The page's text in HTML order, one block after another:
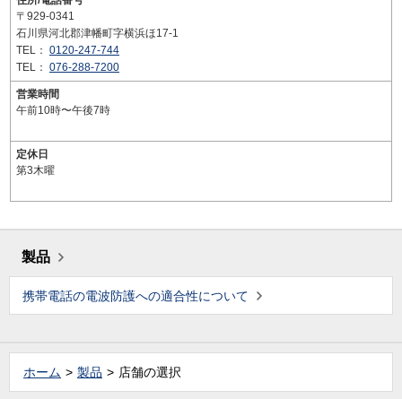
〒929-0341
石川県河北郡津幡町字横浜ほ17-1
TEL： 0120-247-744
TEL： 076-288-7200
営業時間
午前10時〜午後7時
定休日
第3木曜
製品
携帯電話の電波防護への適合性について
ホーム 製品 店舗の選択